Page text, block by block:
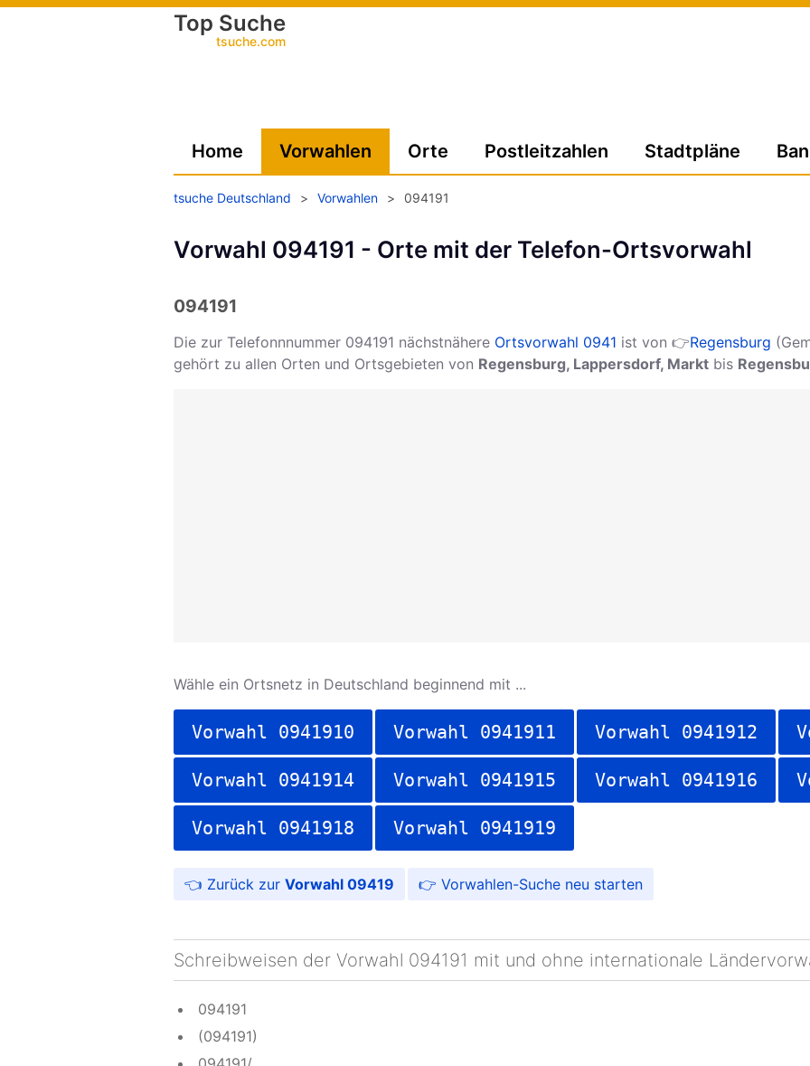
Top Suche
tsuche.com
Home Vorwahlen Orte Postleitzahlen Stadtpläne
tsuche Deutschland > Vorwahlen > 094191
Vorwahl 094191 - Orte mit der Telefon-Ortsvorwahl
094191
Die zur Telefonnnummer 094191 nächstnähere Ortsvorwahl 0941 ist von 👉Regensburg
gehört zu allen Orten und Ortsgebieten von Regensburg, Lappersdorf, Markt bis
Wähle ein Ortsnetz in Deutschland beginnend mit ...
Vorwahl 0941910 Vorwahl 0941911 Vorwahl 0941912
Vorwahl 0941914 Vorwahl 0941915 Vorwahl 0941916
Vorwahl 0941918 Vorwahl 0941919
Vorwahl 09419 Vorwahlen-Suche
Schreibweisen der Vorwahl 094191 mit und ohne internationale
094191
(094191)